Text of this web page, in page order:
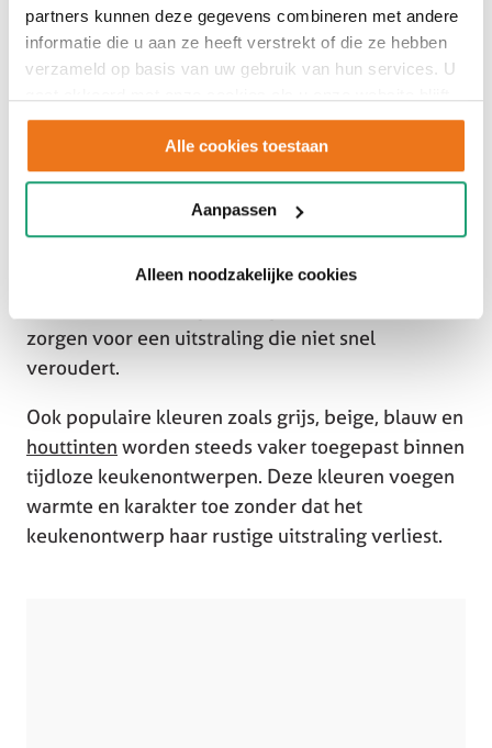
partners kunnen deze gegevens combineren met andere
informatie die u aan ze heeft verstrekt of die ze hebben
verzameld op basis van uw gebruik van hun services. U
gebruiken.
Alle cookies toestaan
Aanpassen
Alleen noodzakelijke cookies
belangrijke rol. Houtaccenten, natuursteenlook
zorgen voor een uitstraling die niet snel
veroudert.
Ook populaire kleuren zoals grijs, beige, blauw en
houttinten worden steeds vaker toegepast binnen
tijdloze keukenontwerpen. Deze kleuren voegen
warmte en karakter toe zonder dat het
keukenontwerp haar rustige uitstraling verliest.